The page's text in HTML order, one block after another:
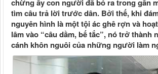
chừng ấy con người đã bỏ ra trong gần
tìm câu trả lời trước dân. Bởi thế, khi
nguyên hình là một tội ác ghê rợn và
lâm vào “câu dầm, bế tắc”, nó trở thành
cánh khôn nguôi của những người làm